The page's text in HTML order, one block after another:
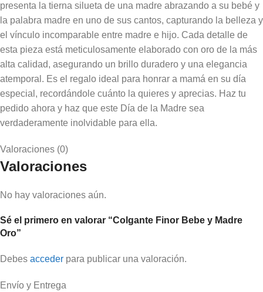
presenta la tierna silueta de una madre abrazando a su bebé y
la palabra madre en uno de sus cantos, capturando la belleza y
el vínculo incomparable entre madre e hijo. Cada detalle de
esta pieza está meticulosamente elaborado con oro de la más
alta calidad, asegurando un brillo duradero y una elegancia
atemporal. Es el regalo ideal para honrar a mamá en su día
especial, recordándole cuánto la quieres y aprecias. Haz tu
pedido ahora y haz que este Día de la Madre sea
verdaderamente inolvidable para ella.
Valoraciones (0)
Valoraciones
No hay valoraciones aún.
Sé el primero en valorar “Colgante Finor Bebe y Madre
Oro”
Debes acceder para publicar una valoración.
Envío y Entrega